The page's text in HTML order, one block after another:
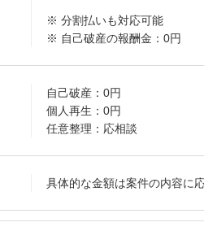
※ 分割払いも対応可能
※ 自己破産の報酬金：0円
自己破産：0円
個人再生：0円
任意整理：応相談
具体的な金額は案件の内容に